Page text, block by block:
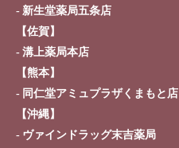
新生堂薬局五条店
【佐賀】
溝上薬局本店
【熊本】
同仁堂アミュプラザくまもと店
【沖縄】
ヴァインドラッグ末吉薬局